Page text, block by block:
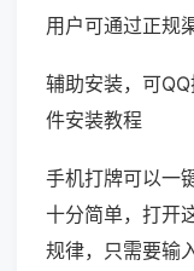
用户可通过正规
辅助安装，可
件安装教程
手机打牌可以一
十分简单，打开
规律，只需要输